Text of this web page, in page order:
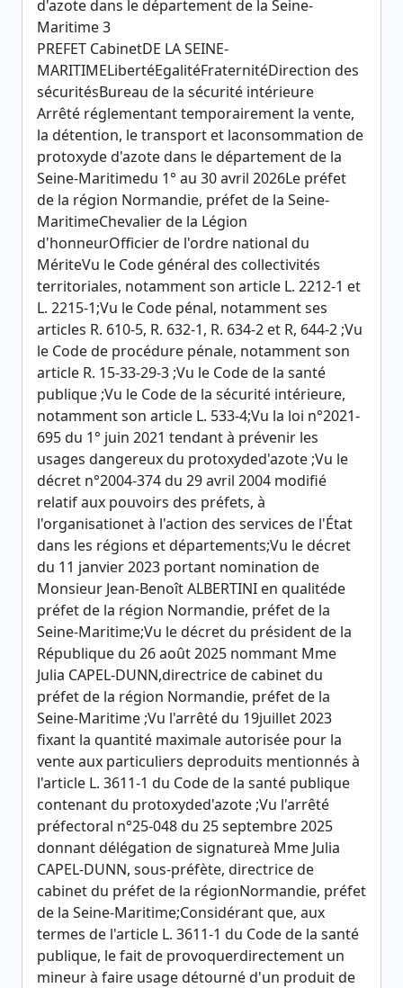
d'azote dans le département de la Seine-
Maritime 3
PREFET CabinetDE LA SEINE-
MARITIMELibertéEgalitéFraternitéDirection des
sécuritésBureau de la sécurité intérieure
Arrêté réglementant temporairement la vente,
la détention, le transport et laconsommation de
protoxyde d'azote dans le département de la
Seine-Maritimedu 1° au 30 avril 2026Le préfet
de la région Normandie, préfet de la Seine-
MaritimeChevalier de la Légion
d'honneurOfficier de l'ordre national du
MériteVu le Code général des collectivités
territoriales, notamment son article L. 2212-1 et
L. 2215-1;Vu le Code pénal, notamment ses
articles R. 610-5, R. 632-1, R. 634-2 et R, 644-2 ;Vu
le Code de procédure pénale, notamment son
article R. 15-33-29-3 ;Vu le Code de la santé
publique ;Vu le Code de la sécurité intérieure,
notamment son article L. 533-4;Vu la loi n°2021-
695 du 1° juin 2021 tendant à prévenir les
usages dangereux du protoxyded'azote ;Vu le
décret n°2004-374 du 29 avril 2004 modifié
relatif aux pouvoirs des préfets, à
l'organisationet à l'action des services de l'État
dans les régions et départements;Vu le décret
du 11 janvier 2023 portant nomination de
Monsieur Jean-Benoît ALBERTINI en qualitéde
préfet de la région Normandie, préfet de la
Seine-Maritime;Vu le décret du président de la
République du 26 août 2025 nommant Mme
Julia CAPEL-DUNN,directrice de cabinet du
préfet de la région Normandie, préfet de la
Seine-Maritime ;Vu l'arrêté du 19juillet 2023
fixant la quantité maximale autorisée pour la
vente aux particuliers deproduits mentionnés à
l'article L. 3611-1 du Code de la santé publique
contenant du protoxyded'azote ;Vu l'arrêté
préfectoral n°25-048 du 25 septembre 2025
donnant délégation de signatureà Mme Julia
CAPEL-DUNN, sous-préfète, directrice de
cabinet du préfet de la régionNormandie, préfet
de la Seine-Maritime;Considérant que, aux
termes de l'article L. 3611-1 du Code de la santé
publique, le fait de provoquerdirectement un
mineur à faire usage détourné d'un produit de